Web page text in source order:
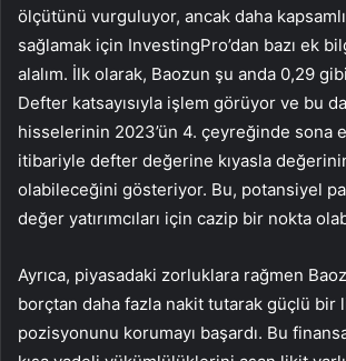
ölçütünü vurguluyor, ancak daha
sağlamak için InvestingPro’dan bazı ek
alalım. İlk olarak, Baozun şu anda 0,29
Defter katsayısıyla işlem görüyor ve bu
hisselerinin 2023’ün 4. çeyreğinde sona
itibariyle defter değerine kıyasla
olabileceğini gösteriyor. Bu, potansiyel
değer yatırımcıları için cazip bir nokta
Ayrıca, piyasadaki zorluklara rağmen
borçtan daha fazla nakit tutarak güçlü bir
pozisyonunu korumayı başardı. Bu